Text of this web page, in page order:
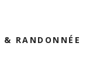
& RANDONNÉE